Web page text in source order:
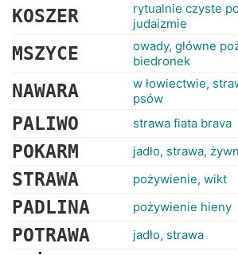
KOSZER
rytualnie czyste
judaizmie
MSZYCE
owady, główne
biedronek
NAWARA
w łowiectwie,
psów
PALIWO strawa fiata brava
POKARM jadło, strawa,
STRAWA pożywienie, wikt
PADLINA pożywienie hieny
POTRAWA jadło, strawa